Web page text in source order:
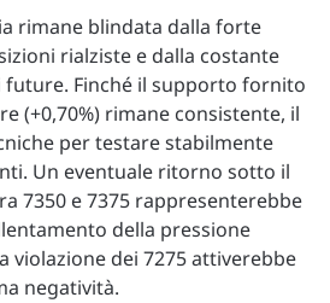
rimane blindata dalla forte
rialziste e dalla costante
Finché il supporto fornito
(+0,70%) rimane consistente, il
per testare stabilmente
Un eventuale ritorno sotto il
7350 e 7375 rappresenterebbe
della pressione
violazione dei 7275 attiverebbe
negatività.